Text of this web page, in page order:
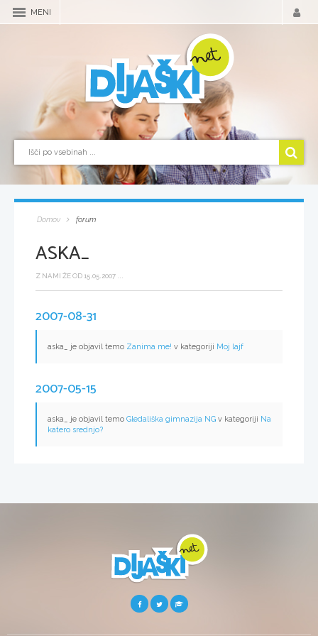
MENI
Domov forum
ASKA_
Z NAMI ŽE OD 15.05.2007 ...
2007-08-31
aska_ je objavil temo Zanima me! v kategoriji Moj lajf
2007-05-15
aska_ je objavil temo Gledališka gimnazija NG v kategoriji Na
katero srednjo?